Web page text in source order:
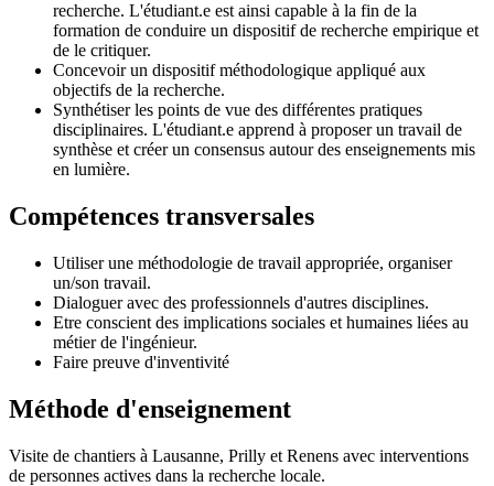
recherche. L'étudiant.e est ainsi capable à la fin de la
formation de conduire un dispositif de recherche empirique et
de le critiquer.
Concevoir un dispositif méthodologique appliqué aux
objectifs de la recherche.
Synthétiser les points de vue des différentes pratiques
disciplinaires. L'étudiant.e apprend à proposer un travail de
synthèse et créer un consensus autour des enseignements mis
en lumière.
Compétences transversales
Utiliser une méthodologie de travail appropriée, organiser
un/son travail.
Dialoguer avec des professionnels d'autres disciplines.
Etre conscient des implications sociales et humaines liées au
métier de l'ingénieur.
Faire preuve d'inventivité
Méthode d'enseignement
Visite de chantiers à Lausanne, Prilly et Renens avec interventions
de personnes actives dans la recherche locale.